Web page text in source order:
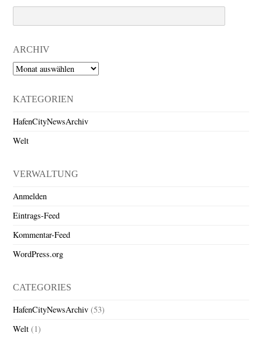
ARCHIV
Archiv
KATEGORIEN
HafenCityNewsArchiv
Welt
VERWALTUNG
Anmelden
Eintrags-Feed
Kommentar-Feed
WordPress.org
CATEGORIES
HafenCityNewsArchiv (53)
Welt (1)